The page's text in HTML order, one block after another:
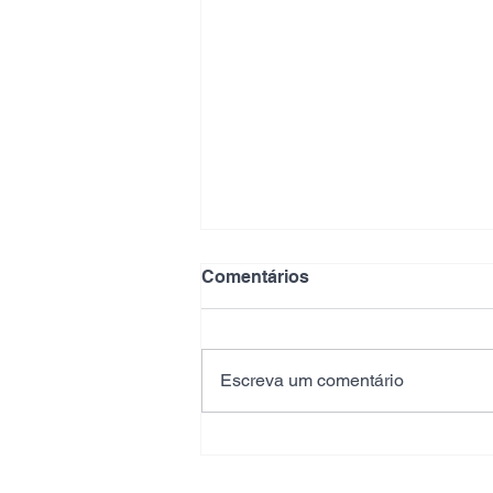
Comentários
Escreva um comentário